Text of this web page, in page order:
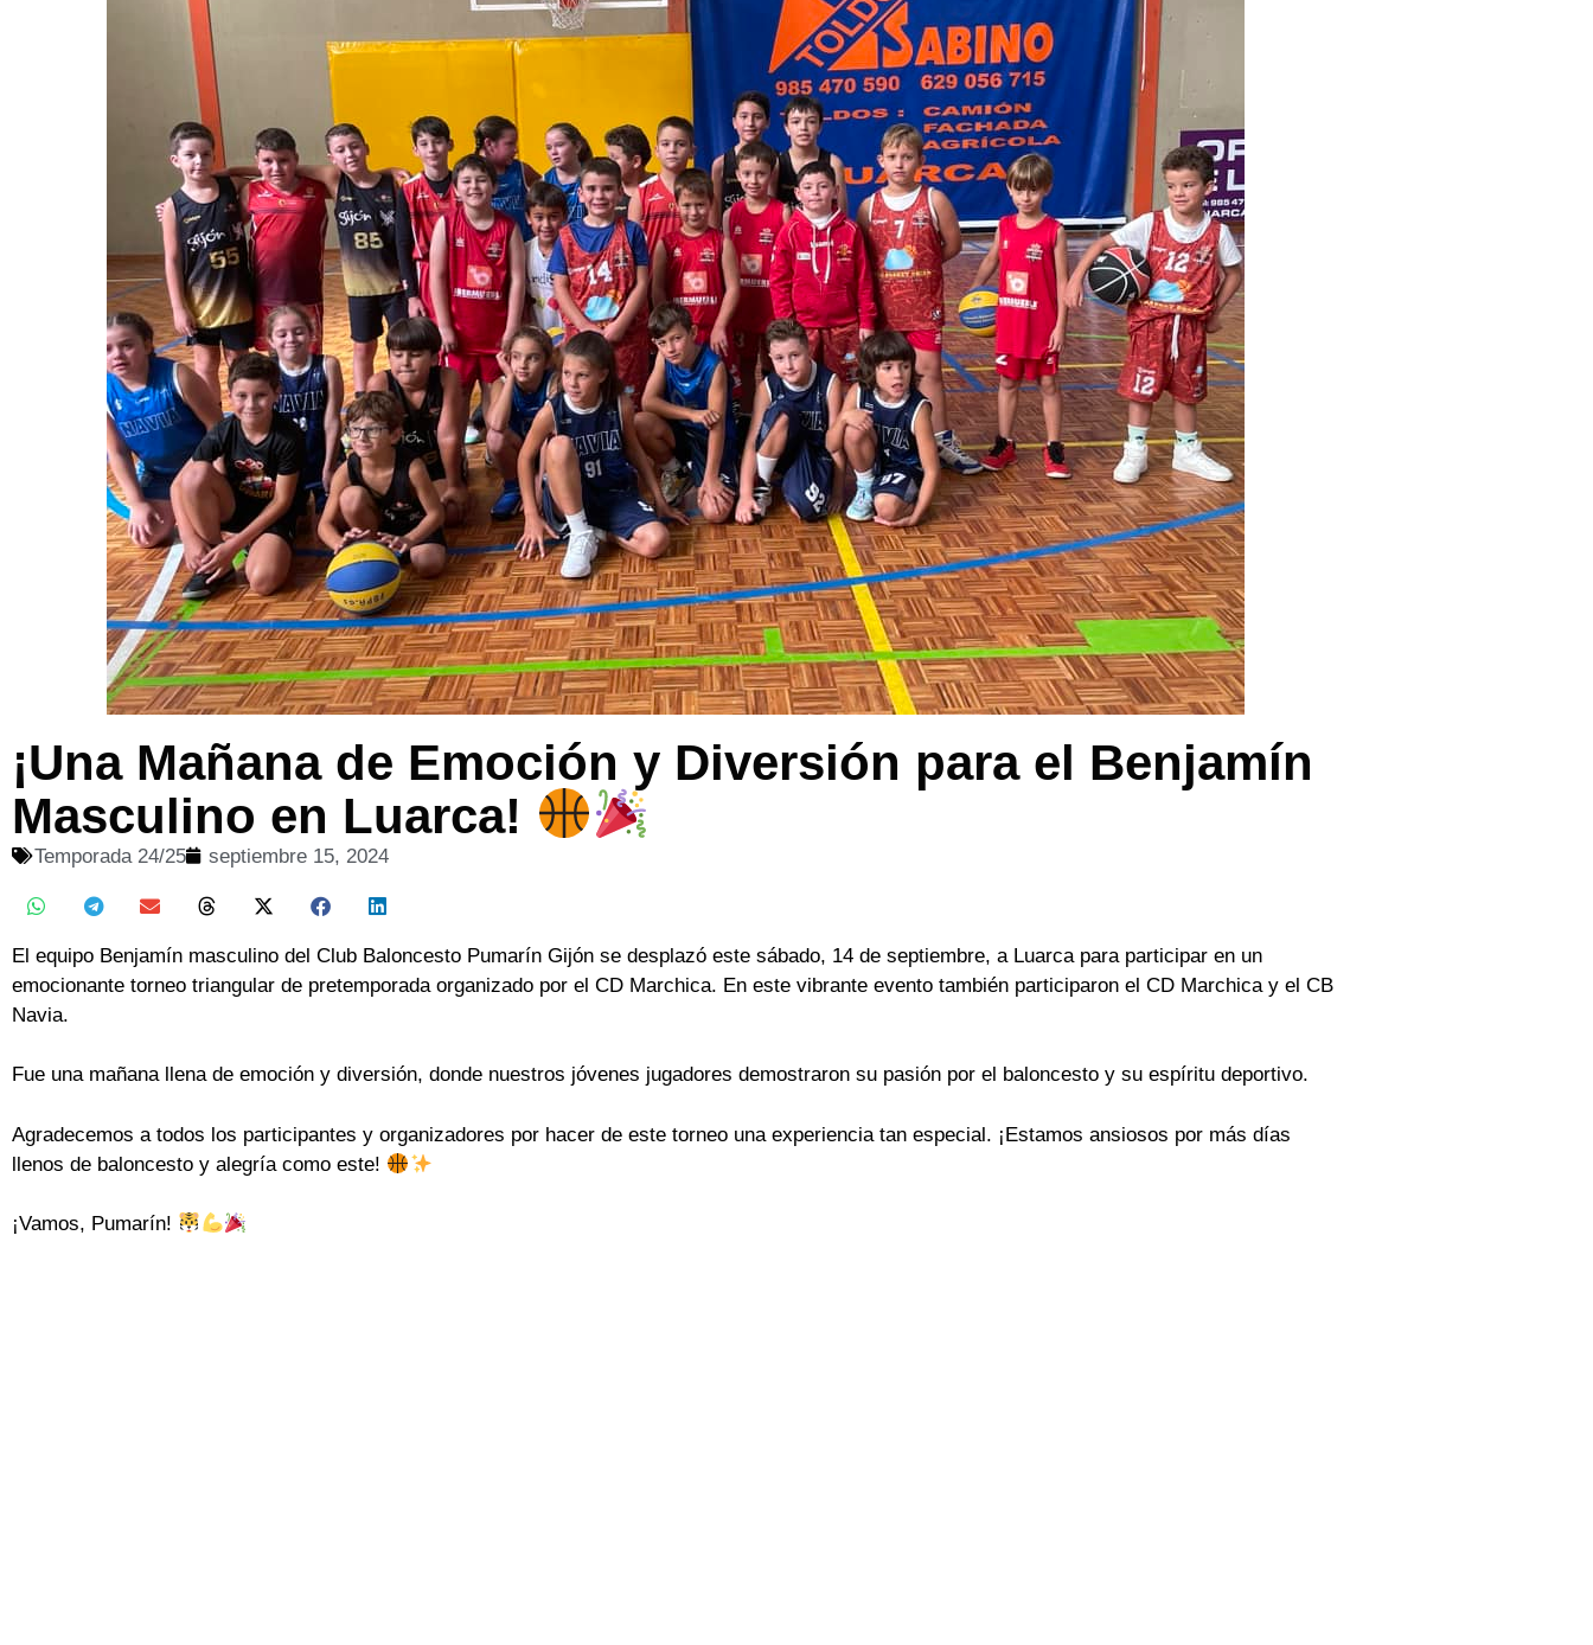
¡Una Mañana de Emoción y Diversión para el Benjamín
Masculino en Luarca!
Temporada 24/25 septiembre 15, 2024
El equipo Benjamín masculino del Club Baloncesto Pumarín Gijón se desplazó este sábado, 14 de septiembre, a Luarca para participar en un
emocionante torneo triangular de pretemporada organizado por el CD Marchica. En este vibrante evento también participaron el CD Marchica y el CB
Navia.
Fue una mañana llena de emoción y diversión, donde nuestros jóvenes jugadores demostraron su pasión por el baloncesto y su espíritu deportivo.
Agradecemos a todos los participantes y organizadores por hacer de este torneo una experiencia tan especial. ¡Estamos ansiosos por más días
llenos de baloncesto y alegría como este!
¡Vamos, Pumarín!